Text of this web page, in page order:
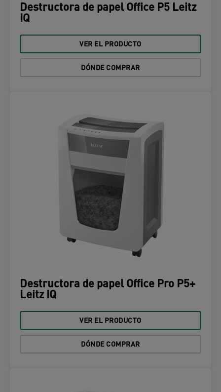
Destructora de papel Office P5 Leitz
IQ
VER EL PRODUCTO
DÓNDE COMPRAR
Destructora de papel Office Pro P5+
Leitz IQ
VER EL PRODUCTO
DÓNDE COMPRAR